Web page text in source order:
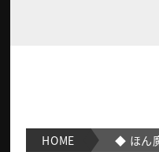
ール実店舗買取OK/交
HOME ◆ ほん